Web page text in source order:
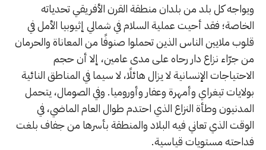
ويواجه كل بلد من بلدان منطقة القرن الأفريقي تحدياته
الخاصة؛ فقد أحيت عملية السلام في شمالي إثيوبيا الأمل في
قلوب ملايين الناس الذين تحملوا صنوفًا من المعاناة والحرمان
من جرّاء نزاع دار رحاه على مدى عامين، إلا أن حجم
الاحتياجات الإنسانية لا يزال هائلًا، لا سيما في المناطق النائية
بولايات تيغراي وأمهرة وعفار وأوروميا. وفي الصومال، يتحمل
المدنيون وطأة النزاع الذي احتدم طوال العام الماضي، في
الوقت الذي تعاني فيه البلاد والمنطقة بأسرها من جفاف بلغت
فداحته مستويات قياسية.